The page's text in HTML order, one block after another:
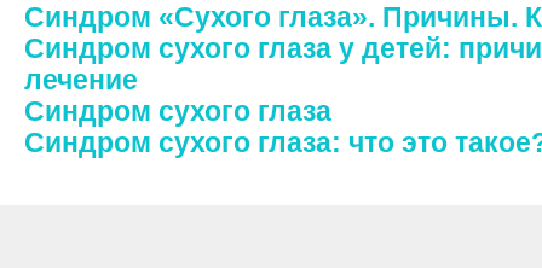
Синдром «Сухого глаза». Причины.
Синдром сухого глаза у детей:
лечение
Синдром сухого глаза
Синдром сухого глаза: что это